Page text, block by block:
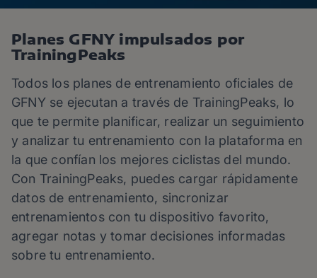
Planes GFNY impulsados por
TrainingPeaks
Todos los planes de entrenamiento oficiales de
GFNY se ejecutan a través de TrainingPeaks, lo
que te permite planificar, realizar un seguimiento
y analizar tu entrenamiento con la plataforma en
la que confían los mejores ciclistas del mundo.
Con TrainingPeaks, puedes cargar rápidamente
datos de entrenamiento, sincronizar
entrenamientos con tu dispositivo favorito,
agregar notas y tomar decisiones informadas
sobre tu entrenamiento.